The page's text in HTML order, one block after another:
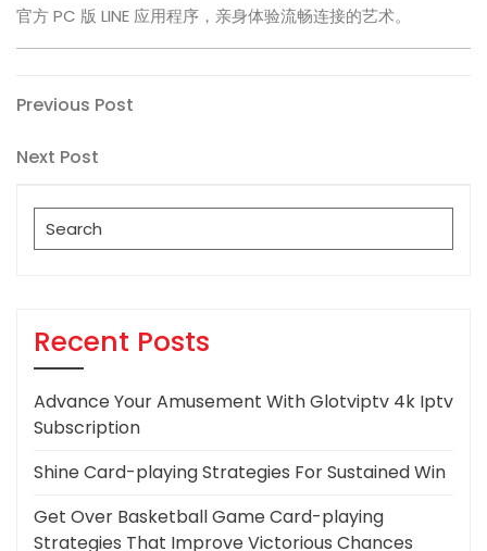
官方 PC 版 LINE 应用程序，亲身体验流畅连接的艺术。
Post
navigation
Previous
Previous Post
Next
Next Post
Search
for:
Recent Posts
Advance Your Amusement With Glotviptv 4k Iptv
Subscription
Shine Card-playing Strategies For Sustained Win
Get Over Basketball Game Card-playing
Strategies That Improve Victorious Chances